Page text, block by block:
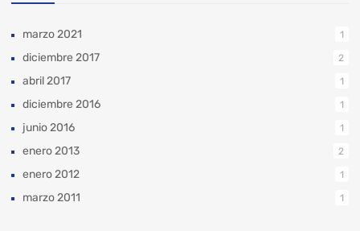
marzo 2021 1
diciembre 2017 2
abril 2017 1
diciembre 2016 1
junio 2016 1
enero 2013 2
enero 2012 1
marzo 2011 1